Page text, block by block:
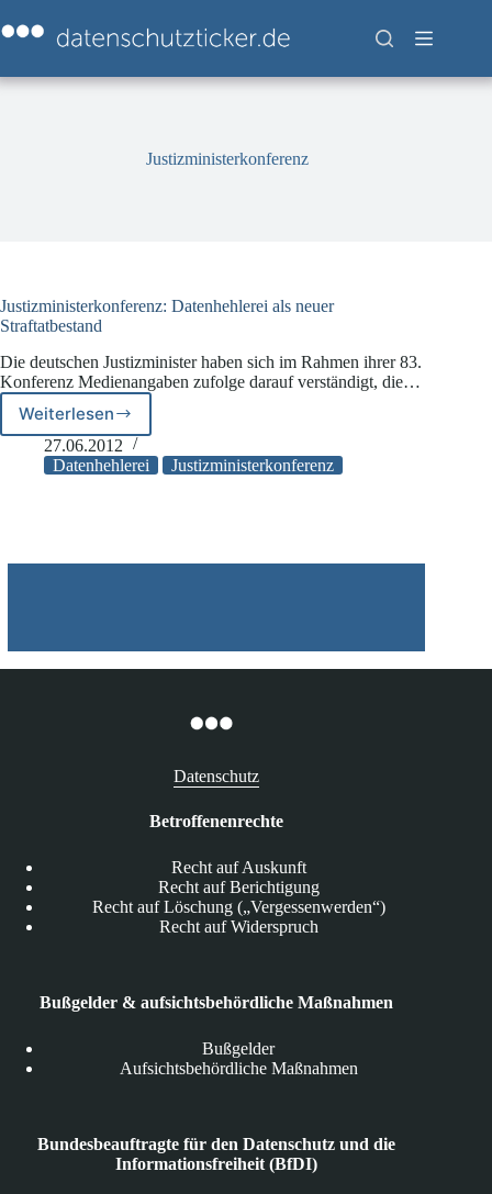
Inhalt
springen
Justizministerkonferenz
Justizministerkonferenz: Datenhehlerei als neuer
Straftatbestand
Die deutschen Justizminister haben sich im Rahmen ihrer 83.
Konferenz Medienangaben zufolge darauf verständigt, die…
WeiterlesenJustizministerkonferenz:
Datenhehlerei
als
27.06.2012
Datenhehlerei
Justizministerkonferenz
Datenschutz
Betroffenenrechte
Recht auf Auskunft
Recht auf Berichtigung
Recht auf Löschung („Vergessenwerden“)
Recht auf Widerspruch
Bußgelder & aufsichtsbehördliche Maßnahmen
Bußgelder
Aufsichtsbehördliche Maßnahmen
Bundesbeauftragte für den Datenschutz und die
Informationsfreiheit (BfDI)